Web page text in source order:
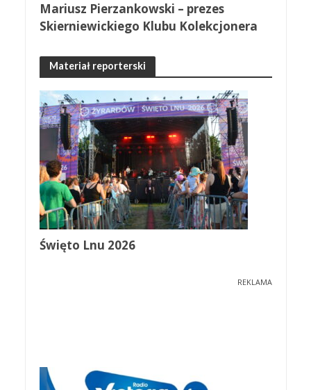
Mariusz Pierzankowski – prezes
Skierniewickiego Klubu Kolekcjonera
Materiał reporterski
Święto Lnu 2026
REKLAMA